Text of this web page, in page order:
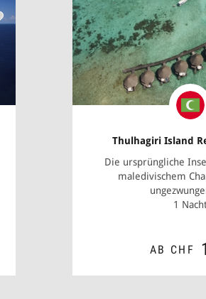
Thulhagiri Island
Die ursprüngliche
maledivischem
1
AB CHF